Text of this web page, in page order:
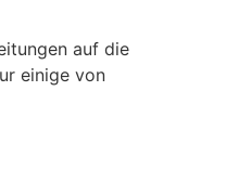
auf die
einige von